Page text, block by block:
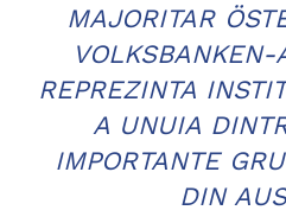
MAJORITAR
REPREZINTA
A UNUIA
IMPORTANTE
DIN